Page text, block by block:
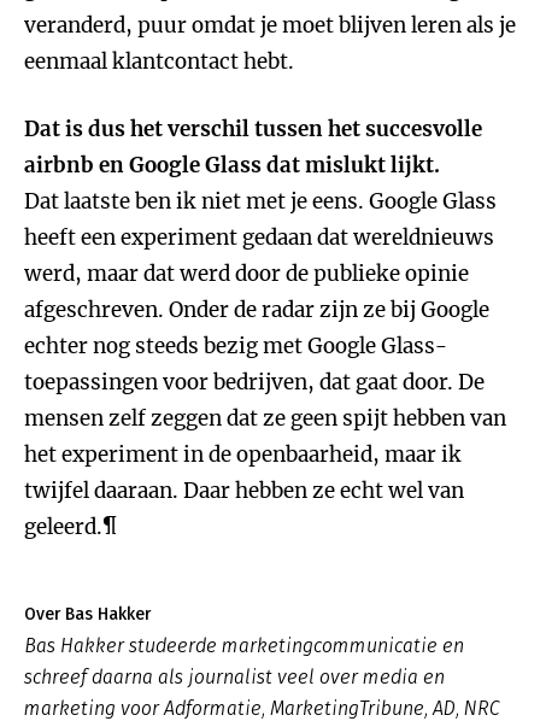
veranderd, puur omdat je moet blijven leren als je
eenmaal klantcontact hebt.
Dat is dus het verschil tussen het succesvolle
airbnb en Google Glass dat mislukt lijkt.
Dat laatste ben ik niet met je eens. Google Glass
heeft een experiment gedaan dat wereldnieuws
werd, maar dat werd door de publieke opinie
afgeschreven. Onder de radar zijn ze bij Google
echter nog steeds bezig met Google Glass-
toepassingen voor bedrijven, dat gaat door. De
mensen zelf zeggen dat ze geen spijt hebben van
het experiment in de openbaarheid, maar ik
twijfel daaraan. Daar hebben ze echt wel van
geleerd.¶
Over Bas Hakker
Bas Hakker studeerde marketingcommunicatie en
schreef daarna als journalist veel over media en
marketing voor Adformatie, MarketingTribune, AD, NRC